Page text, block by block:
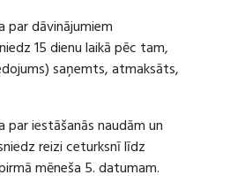
par dāvinājumiem
15 dienu laikā pēc tam,
saņemts, atmaksāts,
iestāšanās naudām un
reizi ceturksnī līdz
mēneša 5. datumam.